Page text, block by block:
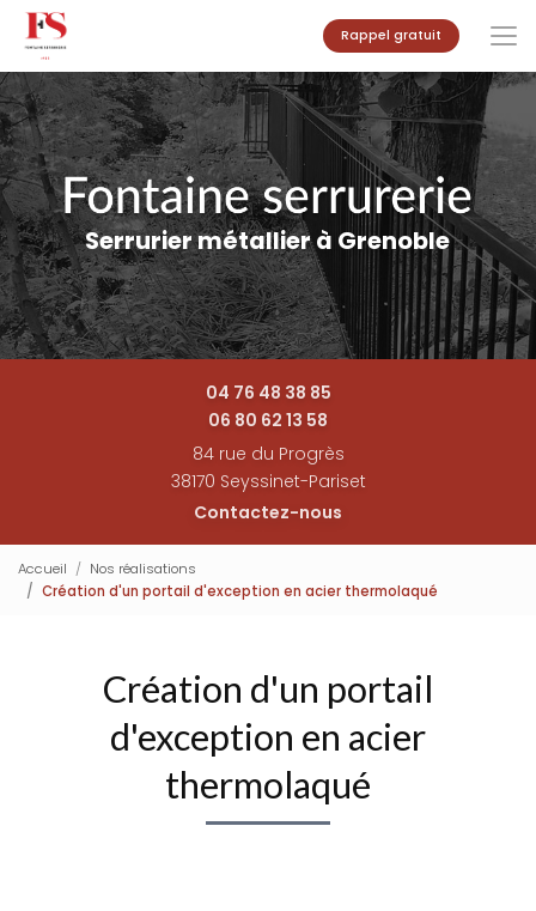
Aller
contenu
principal
Rappel gratuit
Serrurier métallier à Grenoble
04 76 48 38 85
06 80 62 13 58
84 rue du Progrès
38170 Seyssinet-Pariset
Contactez-nous
Accueil
Nos réalisations
Création d'un portail d'exception en acier thermolaqué
Création d'un portail
d'exception en acier
thermolaqué